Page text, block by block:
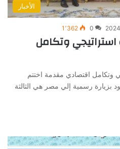
الأخبار
0 1٬362
وتكامل
اقتصادي مقدمة اختتم
رسمية إلي مصر هي الثالثة